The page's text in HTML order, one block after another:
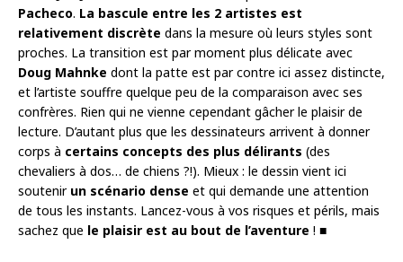
Pacheco. La bascule entre les 2 artistes est
relativement discrète dans la mesure où leurs styles sont
proches. La transition est par moment plus délicate avec
Doug Mahnke dont la patte est par contre ici assez distincte,
et l’artiste souffre quelque peu de la comparaison avec ses
confrères. Rien qui ne vienne cependant gâcher le plaisir de
lecture. D’autant plus que les dessinateurs arrivent à donner
corps à certains concepts des plus délirants (des
chevaliers à dos… de chiens ?!). Mieux : le dessin vient ici
soutenir un scénario dense et qui demande une attention
de tous les instants. Lancez-vous à vos risques et périls, mais
sachez que le plaisir est au bout de l’aventure ! ■